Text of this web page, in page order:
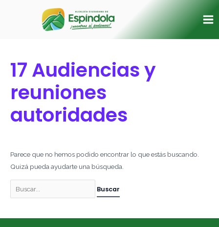
17 Audiencias y
reuniones
autoridades
Parece que no hemos podido encontrar lo que estás buscando.
Quizá pueda ayudarte una búsqueda.